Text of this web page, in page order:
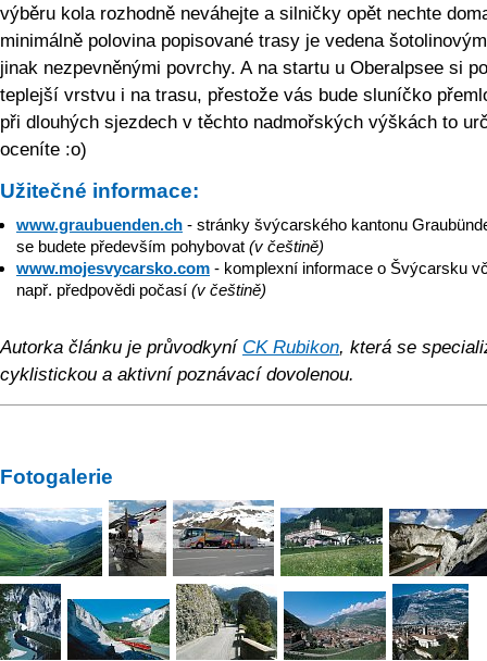
výběru kola rozhodně neváhejte a silničky opět nechte
minimálně polovina popisované trasy je vedena
jinak nezpevněnými povrchy. A na startu u Oberalpsee si
teplejší vrstvu i na trasu, přestože vás bude sluníčko
při dlouhých sjezdech v těchto nadmořských výškách to
oceníte :o)
Užitečné informace:
www.graubuenden­.ch - stránky švýcarského kantonu
se budete především pohybovat (v češ­tině)
www.mojesvycar­sko.com - komplexní informace o Švýcarsku
např. předpovědi počasí (v češ­tině)
Autorka článku je průvodkyní CK Rubikon, která se
cyklistickou a aktivní poznávací dovolenou.
Fotogalerie